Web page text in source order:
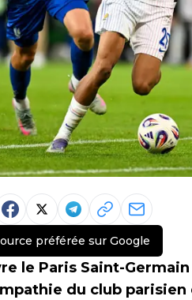
préférée sur Google
le Paris Saint-
du club